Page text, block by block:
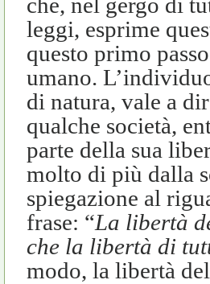
leggi, esprime
questo primo
umano.
di natura, vale a
qualche società,
parte della sua
molto di più dalla
spiegazione al
frase: “La libertà
che la libertà di
modo, la libertà